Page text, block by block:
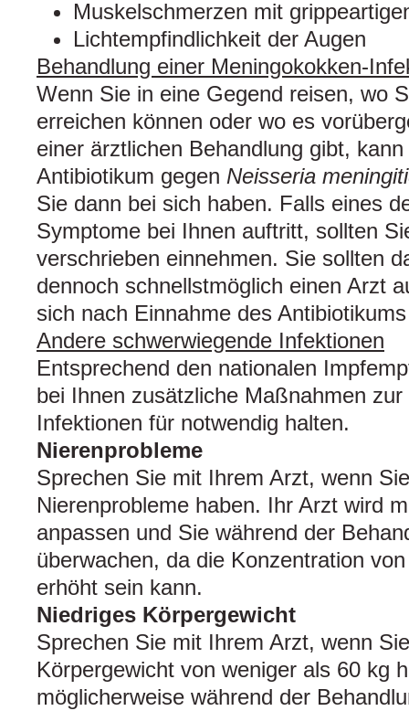
Muskelschmerzen mit
Lichtempfindlichkeit der Augen
Behandlung einer Meningokokken-
Wenn Sie in eine Gegend reisen, wo
erreichen können oder wo es
einer ärztlichen Behandlung gibt,
Antibiotikum gegen Neisseria
Sie dann bei sich haben. Falls eines
Symptome bei Ihnen auftritt, sollten
verschrieben einnehmen. Sie sollten
dennoch schnellstmöglich einen Arzt
sich nach Einnahme des
Andere schwerwiegende Infektionen
Entsprechend den nationalen
bei Ihnen zusätzliche Maßnahmen
Infektionen für notwendig halten.
Nierenprobleme
Sprechen Sie mit Ihrem Arzt, wenn
Nierenprobleme haben. Ihr Arzt wird
anpassen und Sie während der
überwachen, da die Konzentration
erhöht sein kann.
Niedriges Körpergewicht
Sprechen Sie mit Ihrem Arzt, wenn
Körpergewicht von weniger als 60 kg
möglicherweise während der